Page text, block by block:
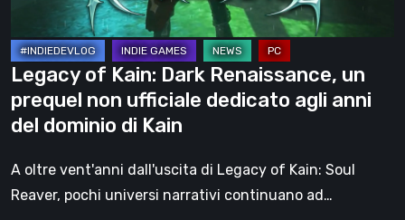
ufficiale
dedicato
agli
anni
del
dominio
di
Legacy of Kain: Dark Renaissance, un
prequel non ufficiale dedicato agli anni
del dominio di Kain
A oltre vent'anni dall'uscita di Legacy of Kain: Soul
Reaver, pochi universi narrativi continuano ad…